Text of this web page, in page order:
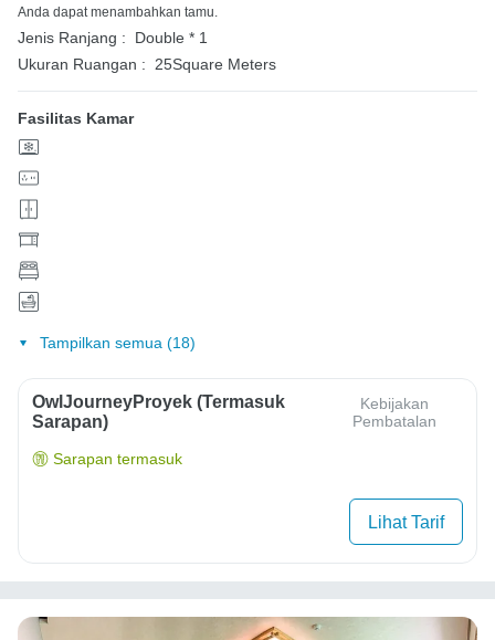
Anda dapat menambahkan tamu.
Jenis Ranjang :
Double * 1
Ukuran Ruangan :
25Square Meters
Fasilitas Kamar
Tampilkan semua (18)
OwlJourneyProyek (Termasuk
Sarapan)
Kebijakan
Pembatalan
Sarapan termasuk
Lihat Tarif